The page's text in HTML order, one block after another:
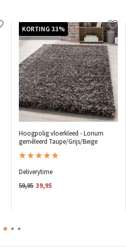
KORTING 33%
Hoogpolig vloerkleed - Lorium
gemêleerd Taupe/Grijs/Beige
Deliverytime
59,95 39,95